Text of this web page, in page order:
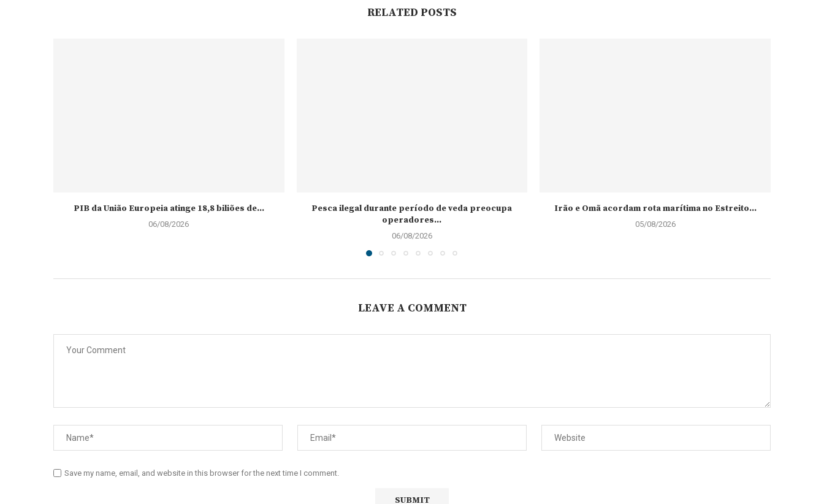
RELATED POSTS
PIB da União Europeia atinge 18,8 biliões de...
06/08/2026
Pesca ilegal durante período de veda preocupa
operadores...
06/08/2026
Irão e Omã acordam rota marítima no Estreito...
05/08/2026
LEAVE A COMMENT
Save my name, email, and website in this browser for the next time I comment.